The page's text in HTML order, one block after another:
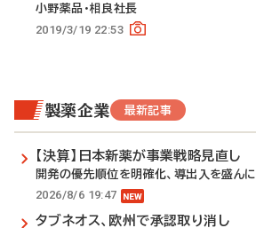
小野薬品・相良社長
2019/3/19 22:53
製薬企業 最新記事
【決算】日本新薬が事業戦略見直し
開発の優先順位を明確化、導出入を盛んに
2026/8/6 19:47
タブネオス、欧州で承認取り消し